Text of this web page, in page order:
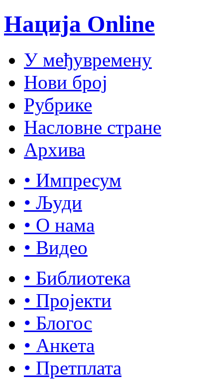
Нација Online
У међувремену
Нови број
Рубрике
Насловне стране
Архива
• Импресум
• Људи
• О нама
• Видео
• Библиотека
• Пројекти
• Блогос
• Анкета
• Претплата